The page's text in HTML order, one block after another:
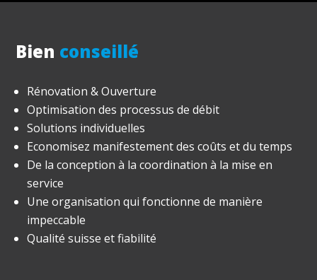
Bien conseillé
Rénovation & Ouverture
Optimisation des processus de débit
Solutions individuelles
Economisez manifestement des coûts et du temps
De la conception à la coordination à la mise en
service
Une organisation qui fonctionne de manière
impeccable
Qualité suisse et fiabilité